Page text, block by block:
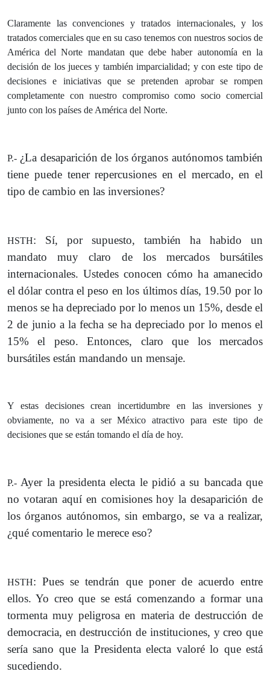
Claramente las convenciones y tratados internacionales, y los
tratados comerciales que en su caso tenemos con nuestros socios de
América del Norte mandatan que debe haber autonomía en la
decisión de los jueces y también imparcialidad; y con este tipo de
decisiones e iniciativas que se pretenden aprobar se rompen
completamente con nuestro compromiso como socio comercial
junto con los países de América del Norte.
P.- ¿La desaparición de los órganos autónomos también
tiene puede tener repercusiones en el mercado, en el
tipo de cambio en las inversiones?
HSTH: Sí, por supuesto, también ha habido un
mandato muy claro de los mercados bursátiles
internacionales. Ustedes conocen cómo ha amanecido
el dólar contra el peso en los últimos días, 19.50 por lo
menos se ha depreciado por lo menos un 15%, desde el
2 de junio a la fecha se ha depreciado por lo menos el
15% el peso. Entonces, claro que los mercados
bursátiles están mandando un mensaje.
Y estas decisiones crean incertidumbre en las inversiones y
obviamente, no va a ser México atractivo para este tipo de
decisiones que se están tomando el día de hoy.
P.- Ayer la presidenta electa le pidió a su bancada que
no votaran aquí en comisiones hoy la desaparición de
los órganos autónomos, sin embargo, se va a realizar,
¿qué comentario le merece eso?
HSTH: Pues se tendrán que poner de acuerdo entre
ellos. Yo creo que se está comenzando a formar una
tormenta muy peligrosa en materia de destrucción de
democracia, en destrucción de instituciones, y creo que
sería sano que la Presidenta electa valoré lo que está
sucediendo.